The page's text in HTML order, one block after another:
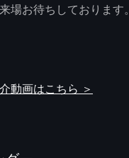
場お待ちしております。
動画はこちら ＞